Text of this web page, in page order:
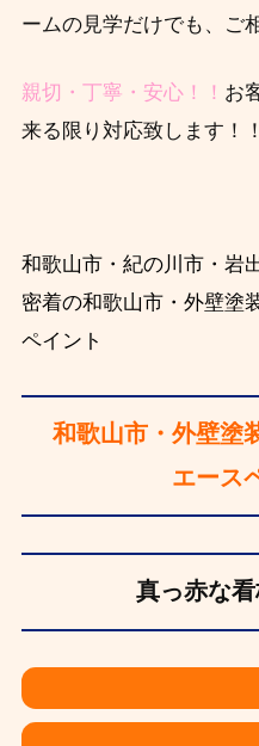
ームの見学だけでも、ご
親切・丁寧・安心！！ お
来る限り対応致します！！
和歌山市・紀の川市・岩
密着の和歌山市・外壁塗
ペイント
和歌山市・外壁塗
エース
真っ赤な